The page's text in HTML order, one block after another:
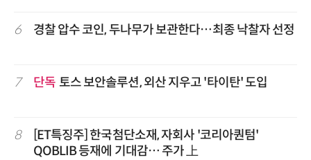
6 경찰 압수 코인, 두나무가 보관한다…최종 낙찰자 선정
7 단독 토스 보안솔루션, 외산 지우고 '타이탄' 도입
8
[ET특징주] 한국첨단소재, 자회사 '코리아퀀텀'
QOBLIB 등재에 기대감… 주가 上